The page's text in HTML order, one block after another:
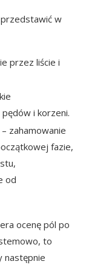
przedstawić w
przez liście i
i korzeni.
zahamowanie
fazie,
od
ocenę pól po
to
następnie